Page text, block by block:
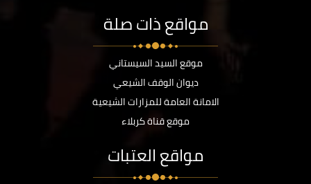
مواقع ذات صلة
موقع السيد السيستاني
ديوان الوقف الشيعي
الامانة العامة للمزارات الشيعية
موقع قناة كربلاء
مواقع العتبات